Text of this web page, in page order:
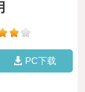
PC下载